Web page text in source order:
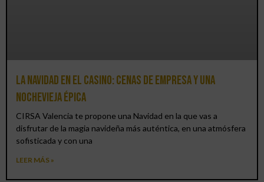
La Navidad en el Casino: cenas de empresa y una
Nochevieja épica
CIRSA Valencia te propone una Navidad en la que vas a
disfrutar de la magia navideña más auténtica, en una atmósfera
sofisticada y con una
LEER MÁS »